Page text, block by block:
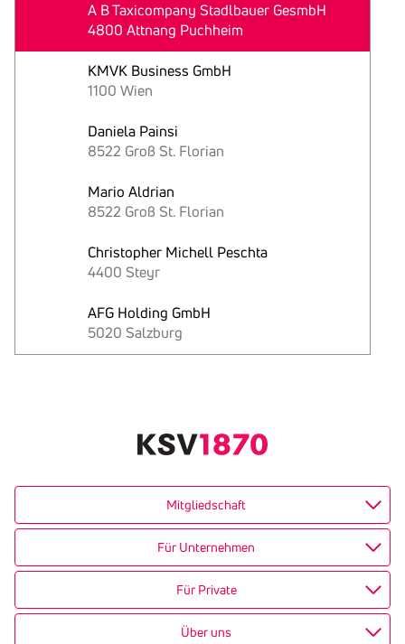
A B Taxicompany Stadlbauer GesmbH
4800 Attnang Puchheim
KMVK Business GmbH
1100 Wien
Daniela Painsi
8522 Groß St. Florian
Mario Aldrian
8522 Groß St. Florian
Christopher Michell Peschta
4400 Steyr
AFG Holding GmbH
5020 Salzburg
Mitgliedschaft
Für Unternehmen
Für Private
Über uns